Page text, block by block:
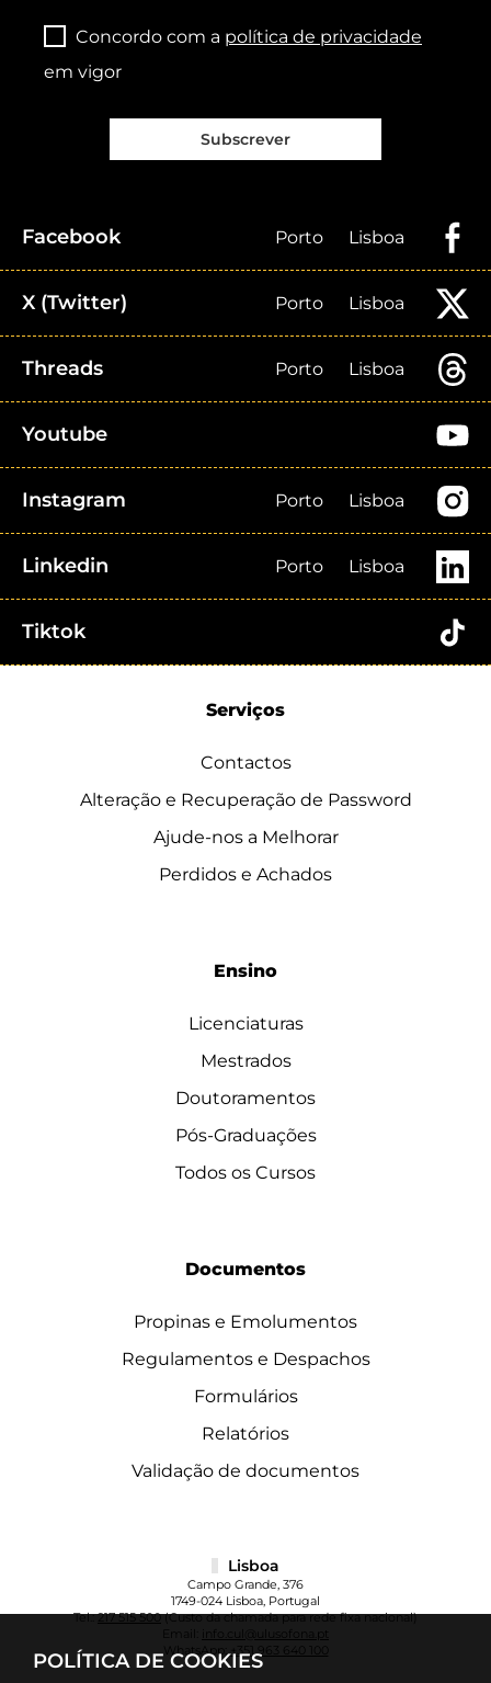
POLÍTICA DE COOKIES
Concordo com a política de privacidade
em vigor
Subscrever
Facebook Porto Lisboa
X (Twitter) Porto Lisboa
Threads Porto Lisboa
Youtube
Instagram Porto Lisboa
Linkedin Porto Lisboa
Tiktok
Serviços
Contactos
Alteração e Recuperação de Password
Ajude-nos a Melhorar
Perdidos e Achados
Ensino
Licenciaturas
Mestrados
Doutoramentos
Pós-Graduações
Todos os Cursos
Documentos
Propinas e Emolumentos
Regulamentos e Despachos
Formulários
Relatórios
Validação de documentos
Lisboa
Campo Grande, 376
1749-024 Lisboa, Portugal
Tel.:217 515 500(Custo da chamada para rede fixa nacional)
info.cul@ulusofona.pt
WhatsApp:+351 963 640 100